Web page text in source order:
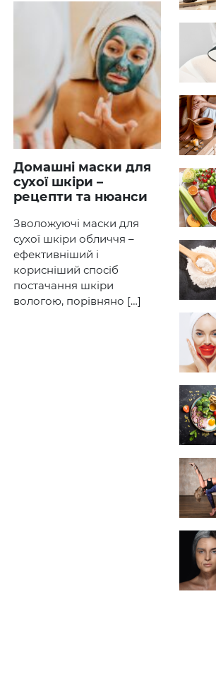
Домашні маски для
сухої шкіри –
рецепти та нюанси
Зволожуючі маски для
сухої шкіри обличчя –
ефективніший і
корисніший спосіб
постачання шкіри
вологою, порівняно […]